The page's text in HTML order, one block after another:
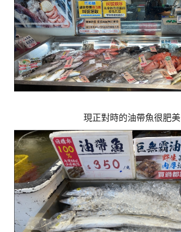
現正對時的油帶魚很肥美